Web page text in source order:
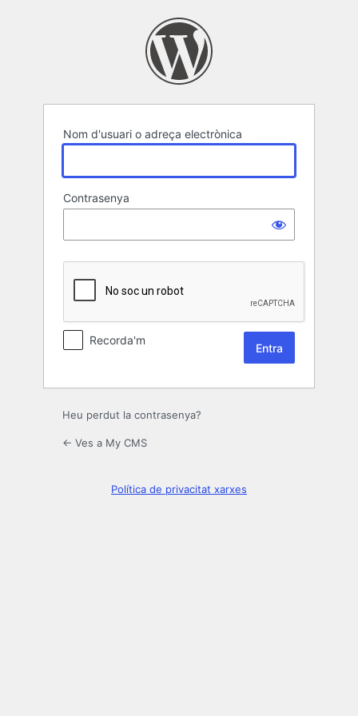
Nom d'usuari o adreça electrònica
Contrasenya
Recorda'm
Heu perdut la contrasenya?
← Ves a My CMS
Política de privacitat xarxes